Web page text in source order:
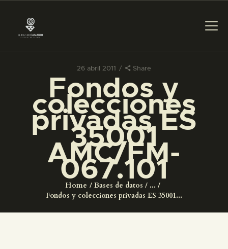
26 abril 2011 Share
Fondos y
colecciones
privadas ES
35001
AMC/FM-
067.101
Home Bases de datos
...
Fondos y colecciones privadas ES 35001...
PREPARAR LA VISITA
ACTIVIDADES
█
EL MUSEO